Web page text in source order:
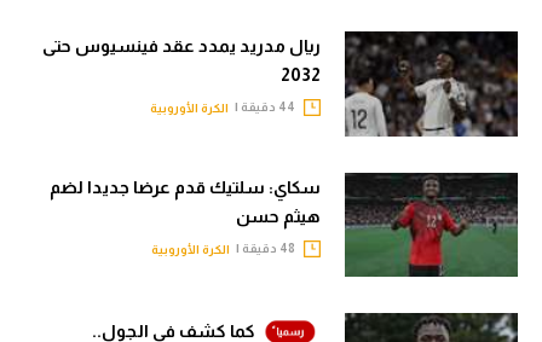
ريال مدريد يمدد عقد فينسيوس حتى
2032
الكرة الأوروبية
سكاي: سلتيك قدم عرضا جديدا لضم
هيثم حسن
الكرة الأوروبية
كما كشف في الجول..